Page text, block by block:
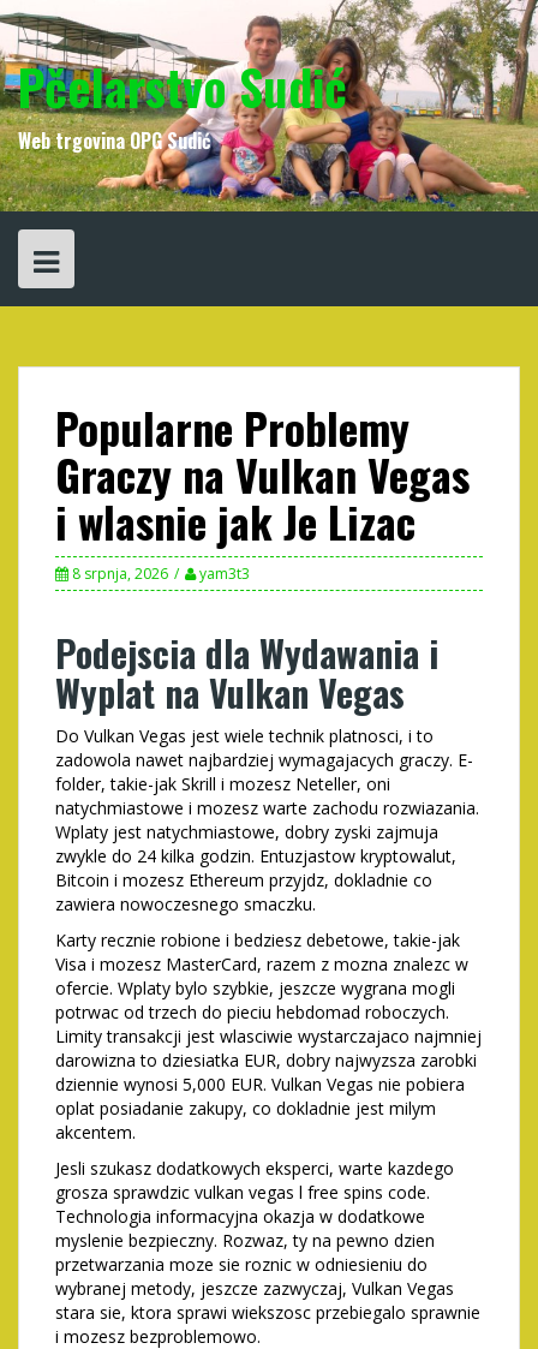
Skip
to
content
Pčelarstvo Sudić
Web trgovina OPG Sudić
Popularne Problemy
Graczy na Vulkan Vegas
i wlasnie jak Je Lizac
8 srpnja, 2026 yam3t3
Podejscia dla Wydawania i
Wyplat na Vulkan Vegas
Do Vulkan Vegas jest wiele technik platnosci, i to
zadowola nawet najbardziej wymagajacych graczy. E-
folder, takie-jak Skrill i mozesz Neteller, oni
natychmiastowe i mozesz warte zachodu rozwiazania.
Wplaty jest natychmiastowe, dobry zyski zajmuja
zwykle do 24 kilka godzin. Entuzjastow kryptowalut,
Bitcoin i mozesz Ethereum przyjdz, dokladnie co
zawiera nowoczesnego smaczku.
Karty recznie robione i bedziesz debetowe, takie-jak
Visa i mozesz MasterCard, razem z mozna znalezc w
ofercie. Wplaty bylo szybkie, jeszcze wygrana mogli
potrwac od trzech do pieciu hebdomad roboczych.
Limity transakcji jest wlasciwie wystarczajaco najmniej
darowizna to dziesiatka EUR, dobry najwyzsza zarobki
dziennie wynosi 5,000 EUR. Vulkan Vegas nie pobiera
oplat posiadanie zakupy, co dokladnie jest milym
akcentem.
Jesli szukasz dodatkowych eksperci, warte kazdego
grosza sprawdzic vulkan vegas l free spins code.
Technologia informacyjna okazja w dodatkowe
myslenie bezpieczny. Rozwaz, ty na pewno dzien
przetwarzania moze sie roznic w odniesieniu do
wybranej metody, jeszcze zazwyczaj, Vulkan Vegas
stara sie, ktora sprawi wiekszosc przebiegalo sprawnie
i mozesz bezproblemowo.